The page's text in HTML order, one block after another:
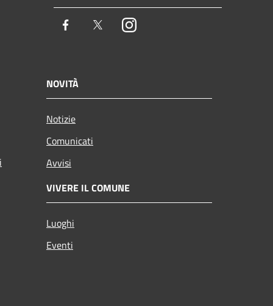
Facebook TwitterInstagram
NOVITÀ
Notizie
Comunicati
Avvisi
VIVERE IL COMUNE
Luoghi
Eventi